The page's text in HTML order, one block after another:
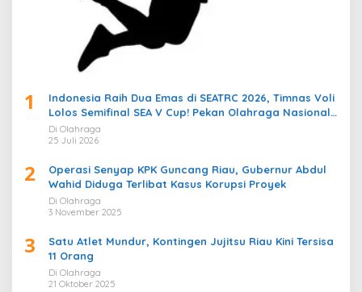
1
Indonesia Raih Dua Emas di SEATRC 2026, Timnas Voli
Lolos Semifinal SEA V Cup! Pekan Olahraga Nasional
Bergemuruh
Di Olahraga
25 Juli 2026
2
Operasi Senyap KPK Guncang Riau, Gubernur Abdul
Wahid Diduga Terlibat Kasus Korupsi Proyek
Di Olahraga
3 November 2025
3
Satu Atlet Mundur, Kontingen Jujitsu Riau Kini Tersisa
11 Orang
Di Olahraga
21 Oktober 2025